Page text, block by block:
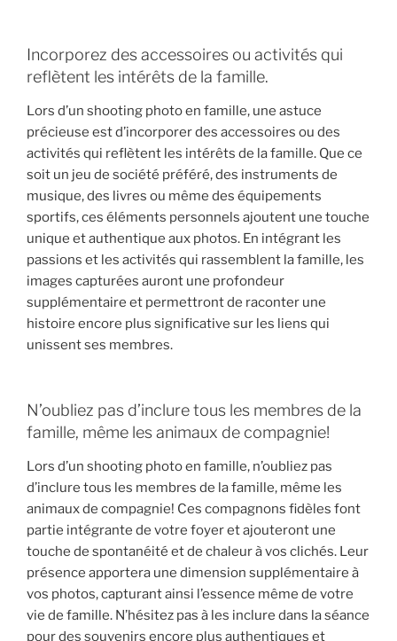
Incorporez des accessoires ou activités qui
reflètent les intérêts de la famille.
Lors d’un shooting photo en famille, une astuce
précieuse est d’incorporer des accessoires ou des
activités qui reflètent les intérêts de la famille. Que ce
soit un jeu de société préféré, des instruments de
musique, des livres ou même des équipements
sportifs, ces éléments personnels ajoutent une touche
unique et authentique aux photos. En intégrant les
passions et les activités qui rassemblent la famille, les
images capturées auront une profondeur
supplémentaire et permettront de raconter une
histoire encore plus significative sur les liens qui
unissent ses membres.
N’oubliez pas d’inclure tous les membres de la
famille, même les animaux de compagnie!
Lors d’un shooting photo en famille, n’oubliez pas
d’inclure tous les membres de la famille, même les
animaux de compagnie! Ces compagnons fidèles font
partie intégrante de votre foyer et ajouteront une
touche de spontanéité et de chaleur à vos clichés. Leur
présence apportera une dimension supplémentaire à
vos photos, capturant ainsi l’essence même de votre
vie de famille. N’hésitez pas à les inclure dans la séance
pour des souvenirs encore plus authentiques et